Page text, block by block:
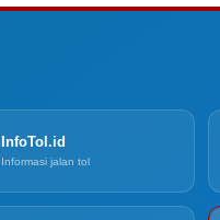
InfoTol.id
Informasi jalan tol